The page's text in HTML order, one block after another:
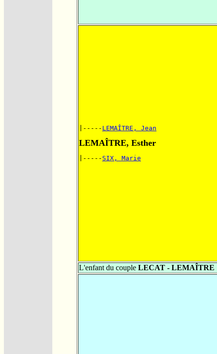
|----- LEMAÎTRE, Jean
LEMAÎTRE, Esther
|----- SIX, Marie
L'enfant du couple LECAT - LEMAÎTRE